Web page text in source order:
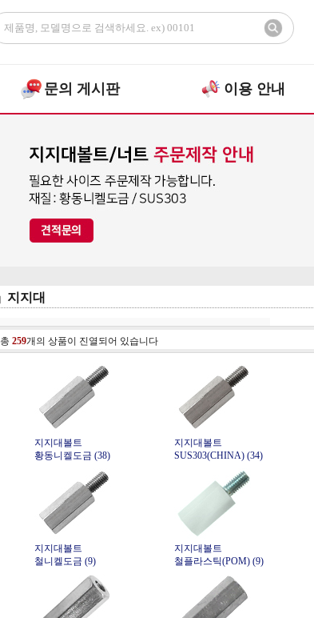
문의 게시판 이용 안내
지지대
총 259개의 상품이 진열되어 있습니다
지지대볼트
황동니켈도금 (38)
지지대볼트
SUS303(CHINA) (34)
지지대볼트
철니켈도금 (9)
지지대볼트
철플라스틱(POM) (9)